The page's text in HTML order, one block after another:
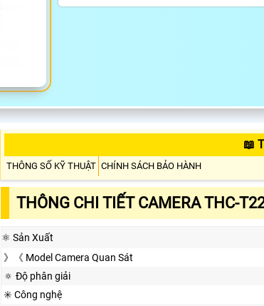
📖
THÔNG SỐ KỸ THUẬT CHÍNH SÁCH BẢO HÀNH
THÔNG CHI TIẾT CAMERA THC-
⚛️ Sản Xuất
》《 Model Camera Quan Sát
🔅 Độ phân giải
✳️ Công nghệ